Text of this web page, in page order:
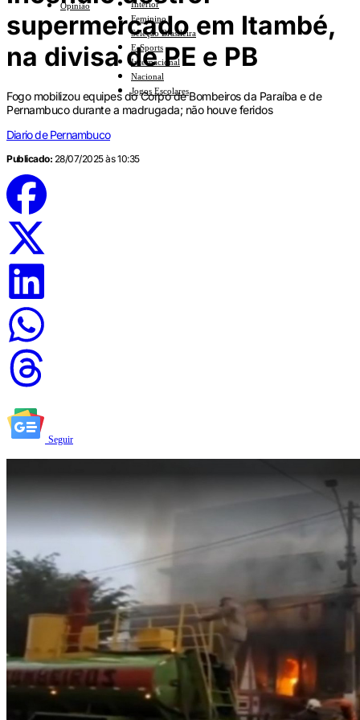
Interior
Feminino
Seleção Brasileira
E-Sports
Internacional
Nacional
Jogos Escolares
Opinião
supermercado em Itambé,
na divisa de PE e PB
Fogo mobilizou equipes do Corpo de Bombeiros da Paraíba e de
Pernambuco durante a madrugada; não houve feridos
Diario de Pernambuco
Publicado: 28/07/2025 às 10:35
Seguir